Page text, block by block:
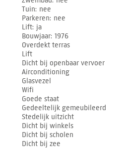
Tuin nee
Parkeren nee
Lift ja
Bouwjaar 1976
Overdekt terras
Lift
Dicht bij openbaar vervoer
Airconditioning
Glasvezel
Wifi
Goede staat
Gedeeltelijk gemeubileerd
Stedelijk uitzicht
Dicht bij winkels
Dicht bij scholen
Dicht bij zee